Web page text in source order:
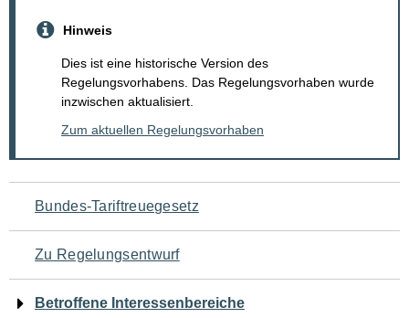
Hinweis
Dies ist eine historische Version des
Regelungsvorhabens. Das Regelungsvorhaben wurde
inzwischen aktualisiert.
Zum aktuellen Regelungsvorhaben
Navigation
für
den
Bundes-Tariftreuegesetz
Zu Regelungsentwurf
Betroffene Interessenbereiche